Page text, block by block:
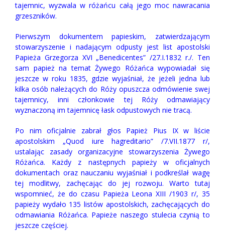
tajemnic, wyzwala w różańcu całą jego moc nawracania
grzeszników.
Pierwszym dokumentem papieskim, zatwierdzającym
stowarzyszenie i nadającym odpusty jest list apostolski
Papieża Grzegorza XVI „Benedicentes” /27.I.1832 r./. Ten
sam papież na temat Żywego Różańca wypowiadał się
jeszcze w roku 1835, gdzie wyjaśniał, że jeżeli jedna lub
kilka osób należących do Róży opuszcza odmówienie swej
tajemnicy, inni członkowie tej Róży odmawiający
wyznaczoną im tajemnicę łask odpustowych nie tracą.
Po nim oficjalnie zabrał głos Papież Pius IX w liście
apostolskim „Quod iure hagreditario” /7.VII.1877 r/,
ustalając zasady organizacyjne stowarzyszenia Żywego
Różańca. Każdy z następnych papieży w oficjalnych
dokumentach oraz nauczaniu wyjaśniał i podkreślał wagę
tej modlitwy, zachęcając do jej rozwoju. Warto tutaj
wspomnieć, że do czasu Papieża Leona XIII /1903 r/, 35
papieży wydało 135 listów apostolskich, zachęcających do
odmawiania Różańca. Papieże naszego stulecia czynią to
jeszcze częściej.